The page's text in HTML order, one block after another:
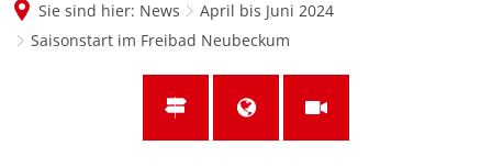
Sie sind hier: News
April bis Juni 2024
Saisonstart im Freibad Neubeckum